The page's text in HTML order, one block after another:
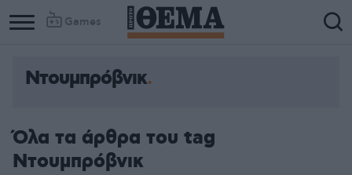
Games
Ντουμπρόβνικ
Όλα τα άρθρα του tag
Ντουμπρόβνικ